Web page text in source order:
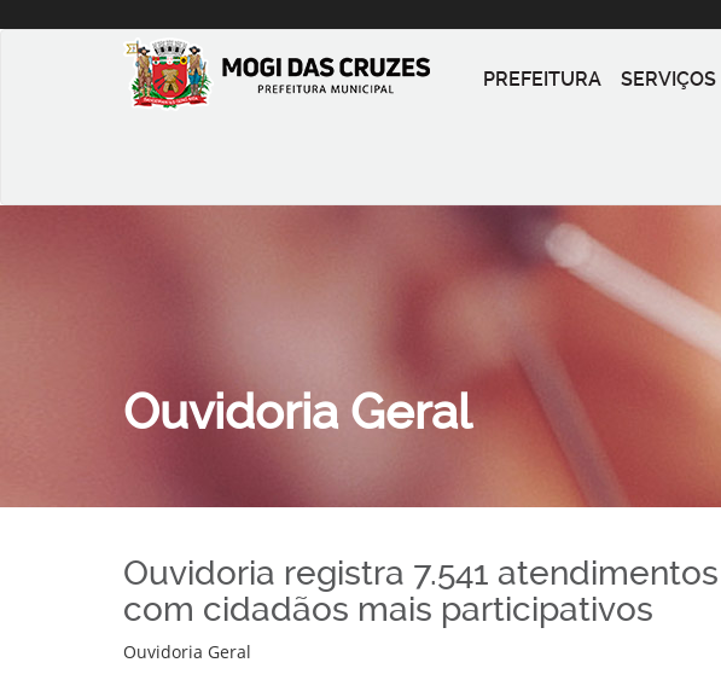
PREFEITURA SERVIÇOS
Ouvidoria Geral
Ouvidoria registra 7.541
com cidadãos mais participativos
Ouvidoria Geral